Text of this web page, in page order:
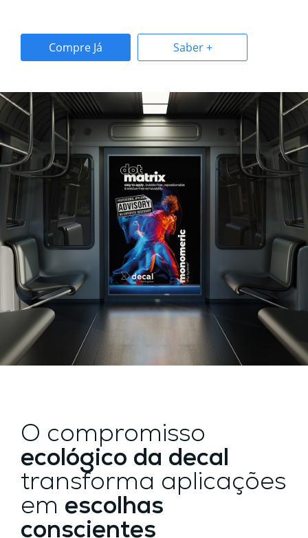
Compre Já Saber +
O compromisso
ecológico da decal
transforma aplicações
em escolhas
conscientes